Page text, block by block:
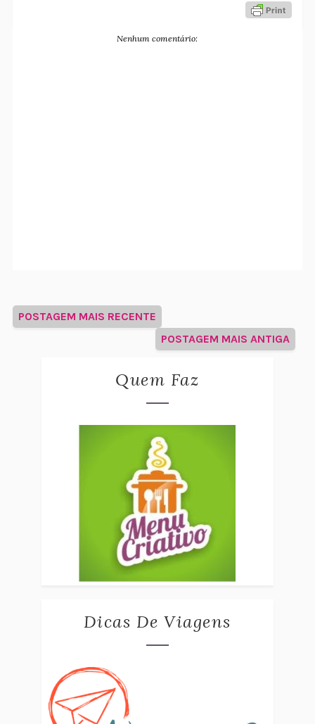
Nenhum comentário:
POSTAGEM MAIS RECENTE
POSTAGEM MAIS ANTIGA
Quem Faz
Dicas De Viagens